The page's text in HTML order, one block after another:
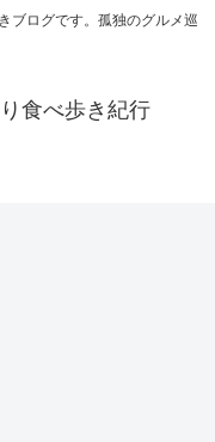
ブログです。孤独のグルメ巡
食べ歩き紀行